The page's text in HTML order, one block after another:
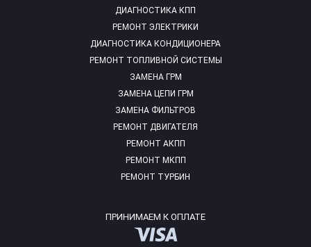
ДИАГНОСТИКА КПП
РЕМОНТ ЭЛЕКТРИКИ
ДИАГНОСТИКА КОНДИЦИОНЕРА
РЕМОНТ ТОПЛИВНОЙ СИСТЕМЫ
ЗАМЕНА ГРМ
ЗАМЕНА ЦЕПИ ГРМ
ЗАМЕНА ФИЛЬТРОВ
РЕМОНТ ДВИГАТЕЛЯ
РЕМОНТ АКПП
РЕМОНТ МКПП
РЕМОНТ ТУРБИН
ПРИНИМАЕМ К ОПЛАТЕ